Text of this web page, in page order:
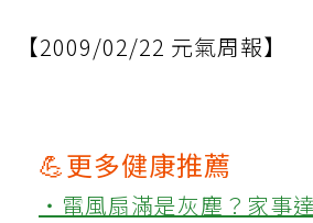
【2009/02/22 元氣周報】
💪更多健康推薦
‧電風扇滿是灰塵？家事